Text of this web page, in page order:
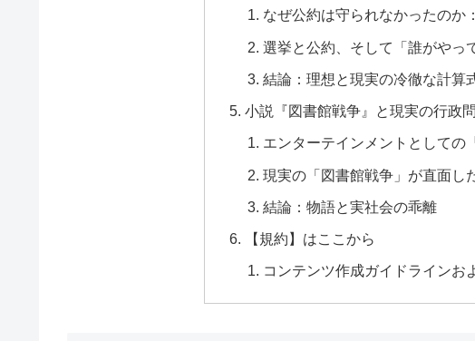
なぜ公約は守られなかったのか
選挙と公約、そして「誰がやっ
結論：理想と現実の冷徹な計算
小説『図書館戦争』と現実の行政
エンターテインメントとしての
現実の「図書館戦争」が直面し
結論：物語と実社会の乖離
【規約】はここから
コンテンツ作成ガイドラインお